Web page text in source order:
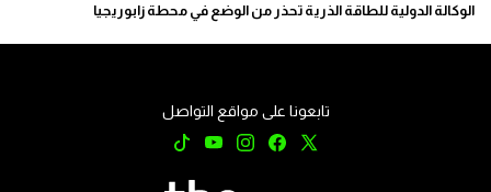
الوكالة الدولية للطاقة الذرية تحذر من الوضع في محطة زابوريجيا
تابعونا على مواقع التواصل